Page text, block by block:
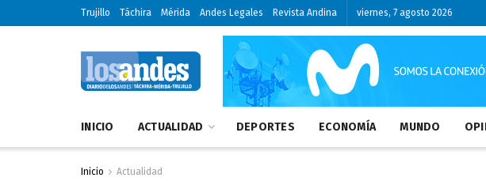
Trujillo Táchira Mérida Andes Legales Revista Andina viernes, 7 agosto 2026
INICIO ACTUALIDAD DEPORTES ECONOMÍA MUNDO
Inicio Actualidad